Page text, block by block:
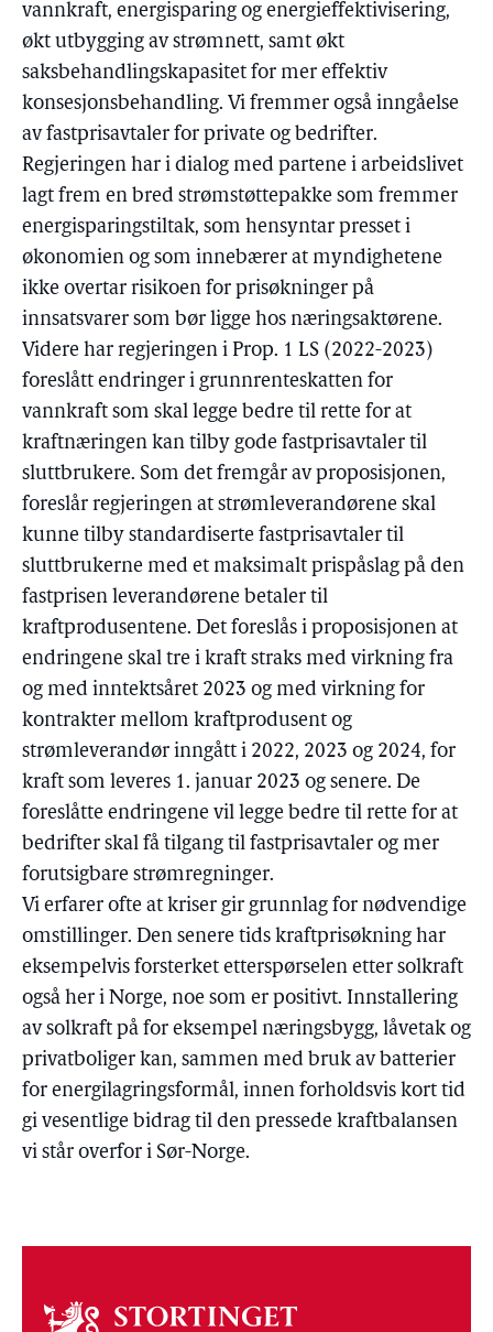
vannkraft, energisparing og energieffektivisering,
økt utbygging av strømnett, samt økt
saksbehandlingskapasitet for mer effektiv
konsesjonsbehandling. Vi fremmer også inngåelse
av fastprisavtaler for private og bedrifter.
Regjeringen har i dialog med partene i arbeidslivet
lagt frem en bred strømstøttepakke som fremmer
energisparingstiltak, som hensyntar presset i
økonomien og som innebærer at myndighetene
ikke overtar risikoen for prisøkninger på
innsatsvarer som bør ligge hos næringsaktørene.
Videre har regjeringen i Prop. 1 LS (2022-2023)
foreslått endringer i grunnrenteskatten for
vannkraft som skal legge bedre til rette for at
kraftnæringen kan tilby gode fastprisavtaler til
sluttbrukere. Som det fremgår av proposisjonen,
foreslår regjeringen at strømleverandørene skal
kunne tilby standardiserte fastprisavtaler til
sluttbrukerne med et maksimalt prispåslag på den
fastprisen leverandørene betaler til
kraftprodusentene. Det foreslås i proposisjonen at
endringene skal tre i kraft straks med virkning fra
og med inntektsåret 2023 og med virkning for
kontrakter mellom kraftprodusent og
strømleverandør inngått i 2022, 2023 og 2024, for
kraft som leveres 1. januar 2023 og senere. De
foreslåtte endringene vil legge bedre til rette for at
bedrifter skal få tilgang til fastprisavtaler og mer
forutsigbare strømregninger.
Vi erfarer ofte at kriser gir grunnlag for nødvendige
omstillinger. Den senere tids kraftprisøkning har
eksempelvis forsterket etterspørselen etter solkraft
også her i Norge, noe som er positivt. Innstallering
av solkraft på for eksempel næringsbygg, låvetak og
privatboliger kan, sammen med bruk av batterier
for energilagringsformål, innen forholdsvis kort tid
gi vesentlige bidrag til den pressede kraftbalansen
vi står overfor i Sør-Norge.
Om